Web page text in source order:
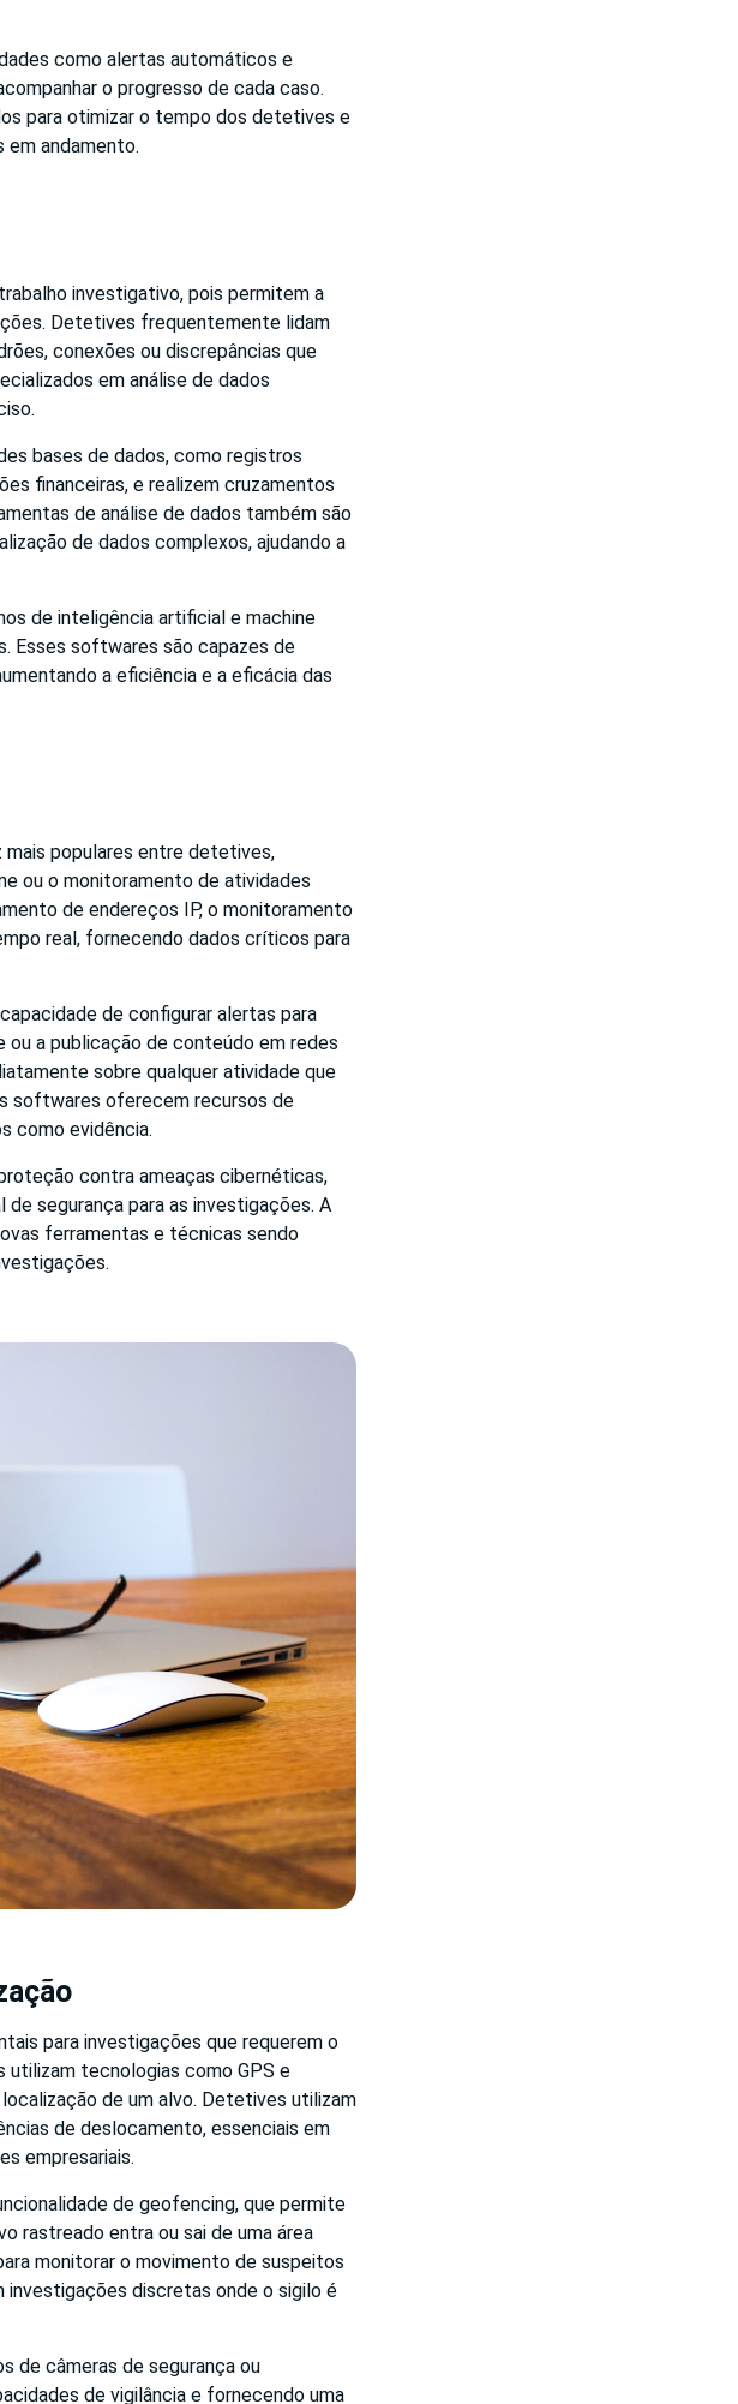
como alertas automáticos e
o progresso de cada caso.
para otimizar o tempo dos detetives e
em andamento.
investigativo, pois permitem a
Detetives frequentemente lidam
conexões ou discrepâncias que
em análise de dados
bases de dados, como registros
financeiras, e realizem cruzamentos
de análise de dados também são
de dados complexos, ajudando a
de inteligência artificial e machine
Esses softwares são capazes de
a eficiência e a eficácia das
mais populares entre detetives,
ou o monitoramento de atividades
de endereços IP, o monitoramento
real, fornecendo dados críticos para
de configurar alertas para
a publicação de conteúdo em redes
sobre qualquer atividade que
softwares oferecem recursos de
como evidência.
contra ameaças cibernéticas,
segurança para as investigações. A
ferramentas e técnicas sendo
para investigações que requerem o
utilizam tecnologias como GPS e
de um alvo. Detetives utilizam
de deslocamento, essenciais em
empresariais.
de geofencing, que permite
rastreado entra ou sai de uma área
monitorar o movimento de suspeitos
discretas onde o sigilo é
de câmeras de segurança ou
de vigilância e fornecendo uma